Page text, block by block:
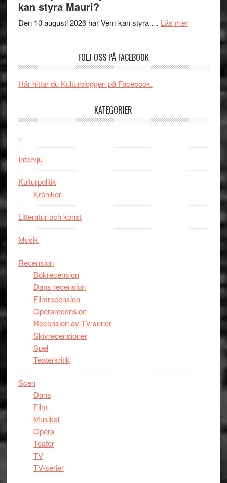
teater
´s
och
Jackie
kan styra Mauri?
Den 10 augusti 2026 har Vem kan styra … Läs merom
synas
Vem
FÖLJ OSS PÅ FACEBOOK
Här hittar du Kulturbloggen på Facebook.
KATEGORIER
..
Intervju
Kulturpolitik
Krönikor
Litteratur och konst
Musik
Recension
Bokrecension
Dans recension
Filmrecension
Operarecension
Recension av TV-serier
Skivrecensioner
Spel
Teaterkritik
Scen
Dans
Film
Musikal
Opera
Teater
TV
TV-serier